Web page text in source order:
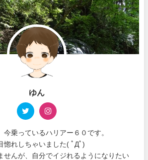
ゆん
今乗っているハリアー６０です。
惚れしちゃいました( ﾟДﾟ)
せんが、自分でイジれるようになりたい